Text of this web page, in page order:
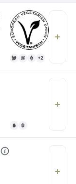
+2